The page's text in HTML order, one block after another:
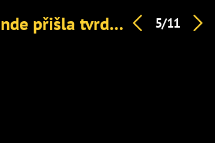
Karlos Vémola prolomil mlčení: Po tajném rande přišla tvrdá pravda o Lele 5/11